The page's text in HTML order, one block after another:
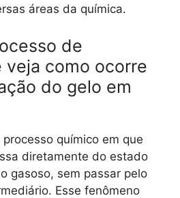
áreas da química.
de
veja como ocorre
do gelo em
químico em que
diretamente do estado
gasoso, sem passar pelo
Esse fenômeno